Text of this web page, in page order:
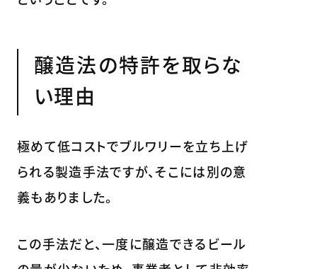
醸造法の特許を取らな
い理由
極めて低コストでブルワリーを立ち上げ
られる製造手法ですが、そこには別の意
義もありました。
この手法だと、一度に醸造できるビール